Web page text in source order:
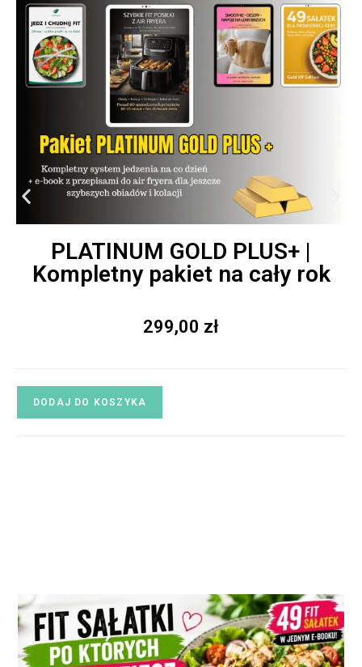
PLATINUM GOLD PLUS+ |
Kompletny pakiet na cały rok
299,00 zł
DODAJ DO KOSZYKA